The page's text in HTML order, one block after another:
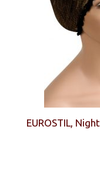
EUROSTIL,